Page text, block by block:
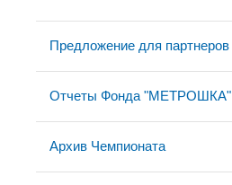
Предложение для партнеров
Отчеты Фонда "МЕТРОШКА"
Архив Чемпионата